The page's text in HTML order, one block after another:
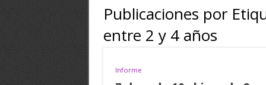
Publicaciones por
entre 2 y 4 años
Informe